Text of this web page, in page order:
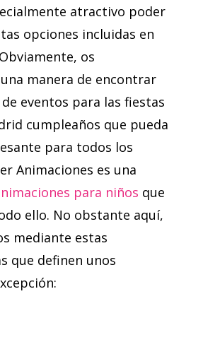
atractivo poder
opciones incluidas en
os
manera de encontrar
eventos para las fiestas
cumpleaños que pueda
para todos los
Animaciones es una
para niños que
ello. No obstante aquí,
mediante estas
que definen unos